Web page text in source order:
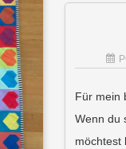
Für mein
Wenn du
möchtest